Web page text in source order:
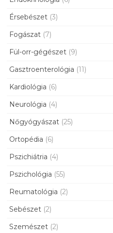
Érsebészet (3)
Fogászat (7)
Fül-orr-gégészet (9)
Gasztroenterológia (11)
Kardiológia (6)
Neurológia (4)
Nőgyógyászat (25)
Ortopédia (6)
Pszichiátria (4)
Pszichológia (55)
Reumatológia (2)
Sebészet (2)
Szemészet (2)